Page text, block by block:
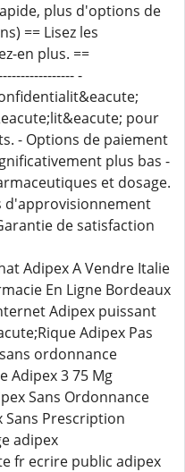
plus d'options de
== Lisez les
en plus. ==
-
pour
- Options de paiement
plus bas -
et dosage.
d'approvisionnement
de satisfaction
Adipex A Vendre Italie
En Ligne Bordeaux
Adipex puissant
Adipex Pas
ordonnance
Adipex 3 75 Mg
Sans Ordonnance
Sans Prescription
adipex
fr ecrire public adipex